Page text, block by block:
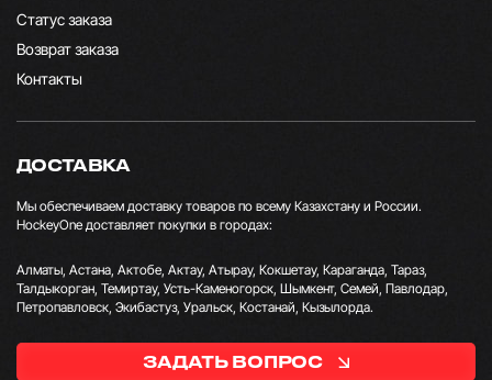
Статус заказа
Возврат заказа
Контакты
ДОСТАВКА
Мы обеспечиваем доставку товаров по всему Казахстану и России.
HockeyOne доставляет покупки в городах:
Алматы, Астана, Актобе, Актау, Атырау, Кокшетау, Караганда, Тараз,
Талдыкорган, Темиртау, Усть-Каменогорск, Шымкент, Семей, Павлодар,
Петропавловск, Экибастуз, Уральск, Костанай, Кызылорда.
ЗАДАТЬ ВОПРОС